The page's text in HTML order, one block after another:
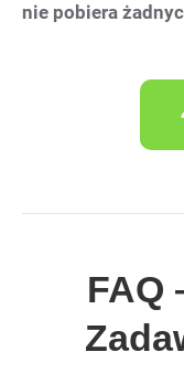
nie pobiera
FAQ